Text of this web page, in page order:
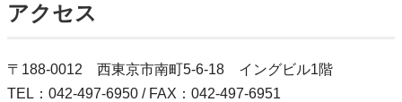
アクセス
〒188-0012 西東京市南町5-6-18 イングビル1階
TEL：042-497-6950 / FAX：042-497-6951